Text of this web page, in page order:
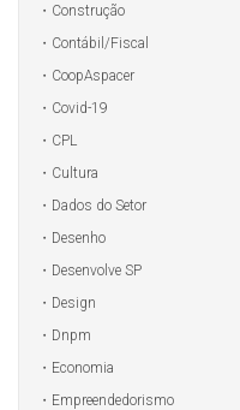
Construção
Contábil/Fiscal
CoopAspacer
Covid-19
CPL
Cultura
Dados do Setor
Desenho
Desenvolve SP
Design
Dnpm
Economia
Empreendedorismo